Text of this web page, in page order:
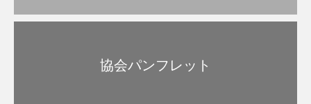
協会パンフレット